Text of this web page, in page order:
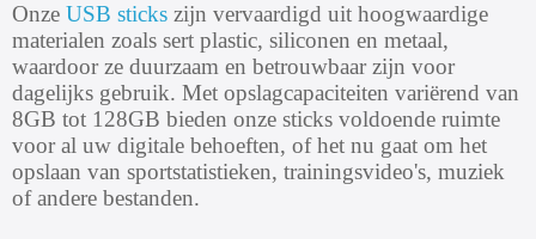
Onze USB sticks zijn vervaardigd uit hoogwaardige
materialen zoals sert plastic, siliconen en metaal,
waardoor ze duurzaam en betrouwbaar zijn voor
dagelijks gebruik. Met opslagcapaciteiten variërend van
8GB tot 128GB bieden onze sticks voldoende ruimte
voor al uw digitale behoeften, of het nu gaat om het
opslaan van sportstatistieken, trainingsvideo's, muziek
of andere bestanden.